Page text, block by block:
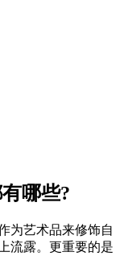
哪些?
艺术品来修饰自
流露。更重要的是